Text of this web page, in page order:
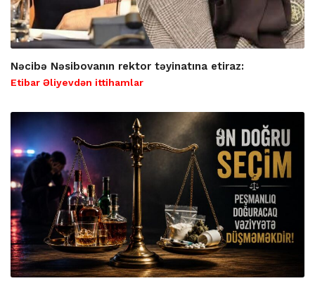
Nəcibə Nəsibovanın rektor təyinatına etiraz:
Etibar Əliyevdən ittihamlar